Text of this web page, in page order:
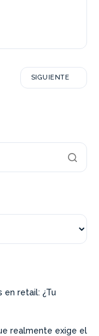
SIGUIENTE
retail: ¿Tu
realmente exige el